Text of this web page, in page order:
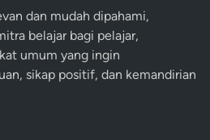
dan mudah dipahami,
belajar bagi pelajar,
umum yang ingin
sikap positif, dan kemandirian